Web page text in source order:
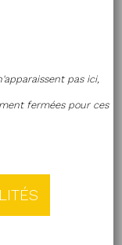
pas ici,
fermées pour ces